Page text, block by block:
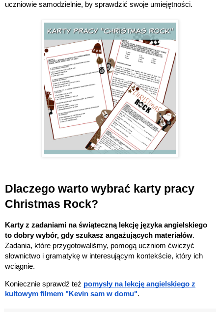
uczniowie samodzielnie, by sprawdzić swoje umiejętności.
Dlaczego warto wybrać karty pracy
Christmas Rock?
Karty z zadaniami na świąteczną lekcję języka angielskiego
to dobry wybór, gdy szukasz angażujących materiałów.
Zadania, które przygotowaliśmy, pomogą uczniom ćwiczyć
słownictwo i gramatykę w interesującym kontekście, który ich
wciągnie.
Koniecznie sprawdź też pomysły na lekcję angielskiego z
kultowym filmem "Kevin sam w domu".